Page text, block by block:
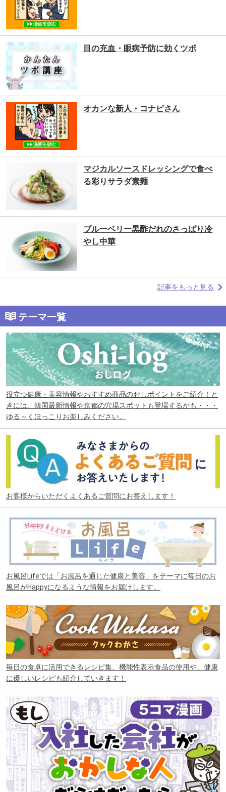
目の充血・眼病予防に効くツボ
オカンな新人・コナピさん
マジカルソースドレッシングで食べ
る彩りサラダ素麺
ブルーベリー黒酢だれのさっぱり冷
やし中華
記事をもっと見る
テーマ一覧
役立つ健康・美容情報やおすすめ商品のおしポイントをご紹介！と
きには、韓国最新情報や京都の穴場スポットも登場するかも・・・
ゆる～くほっこりお楽しみください。
お客様からいただくよくあるご質問にお答えします！
お風呂Lifeでは「お風呂を通じた健康と美容」をテーマに毎日のお
風呂がHappyになるような情報をお届けします。
毎日の食卓に活用できるレシピ集。機能性表示食品の使用や、健康
に優しいレシピも紹介していきます！